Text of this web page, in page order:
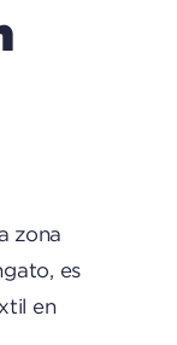
zona
es
en